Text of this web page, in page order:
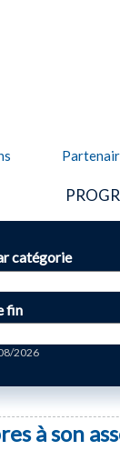
catégorie
fin
2026
à son